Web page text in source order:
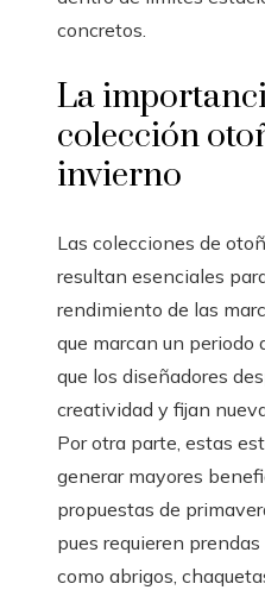
concretos.
La
colección
invierno
Las colecciones de
resultan esenciales
rendimiento de las
que marcan un periodo
que los diseñadores
creatividad y fijan
Por otra parte, estas
generar mayores
propuestas de
pues requieren
como abrigos,